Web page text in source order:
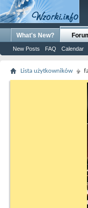
What's New?
New Posts FAQ Calendar
Lista użytkowników